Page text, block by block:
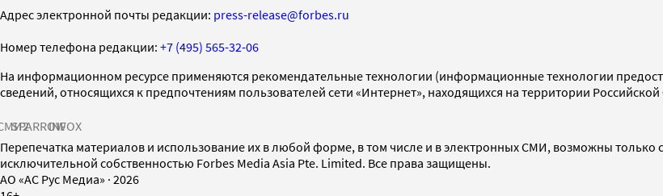
Адрес электронной почты редакции: press-release@forbes.ru
Номер телефона редакции: +7 (495) 565-32-06
На информационном ресурсе применяются рекомендательные технологии (информационные технологии
сведений, относящихся к предпочтениям пользователей сети «Интернет», находящихся на территории
SPARROWINFOX
Перепечатка материалов и использование их в любой форме, в том числе и в электронных СМИ, возможны только
исключительной собственностью Forbes Media Asia Pte. Limited. Все права защищены.
AO «АС Рус Медиа» · 2026